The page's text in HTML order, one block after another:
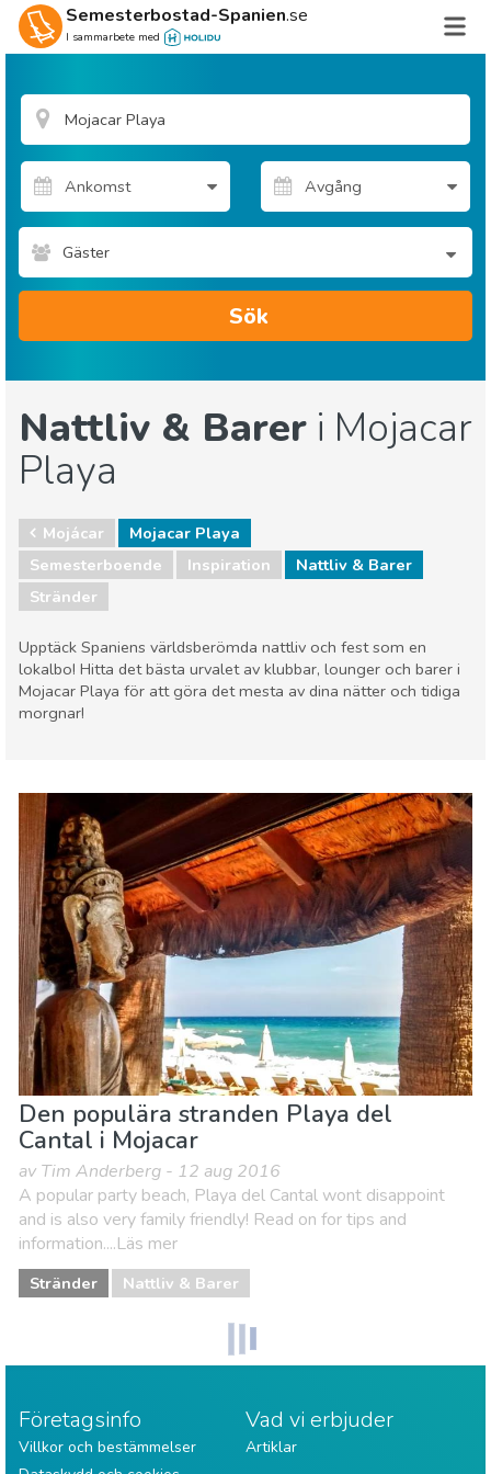
Semesterbostad-Spanien.se
I sammarbete med
Gäster
Sök
Nattliv & Barer i Mojacar
Playa
Mojácar
Mojacar Playa
Semesterboende
Inspiration
Nattliv & Barer
Stränder
Upptäck Spaniens världsberömda nattliv och fest som en
lokalbo! Hitta det bästa urvalet av klubbar, lounger och barer i
Mojacar Playa för att göra det mesta av dina nätter och tidiga
morgnar!
Nattliv & Barer
Stränder
Den populära stranden Playa del
Cantal i Mojacar
av Tim Anderberg - 12 aug 2016
A popular party beach, Playa del Cantal wont disappoint
and is also very family friendly! Read on for tips and
information....Läs mer
Stränder Nattliv & Barer
Företagsinfo
Villkor och bestämmelser
Vad vi erbjuder
Artiklar